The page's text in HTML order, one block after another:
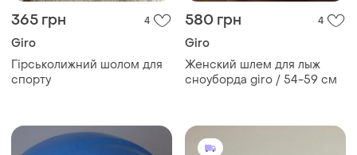
365 грн 4
Giro
Гірськолижний шолом для
спорту
580 грн 4
Giro
Женский шлем для лыж
сноуборда giro / 54-59 см